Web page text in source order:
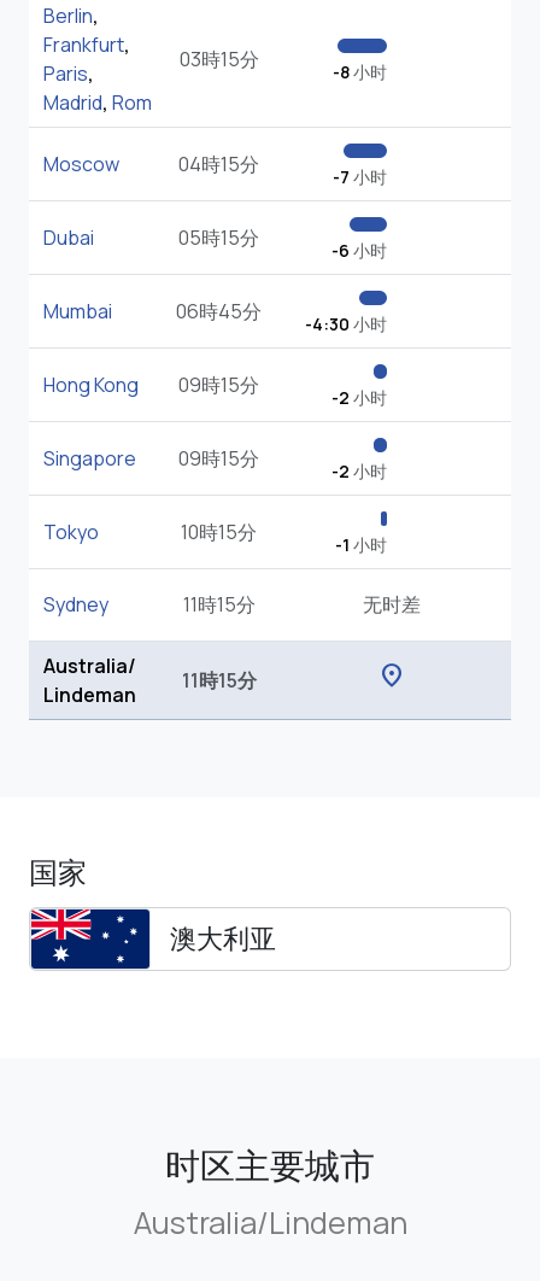
Berlin,
Frankfurt,
Paris,
Madrid, Rom
03時15分 -8小时
Moscow 04時15分 -7 小时
Dubai 05時15分 -6 小时
Mumbai 06時45分 -4:30 小时
Hong Kong 09時15分 -2 小时
Singapore 09時15分 -2 小时
Tokyo 10時15分 -1 小时
Sydney 11時15分 无时差
Australia/
Lindeman
11時15分 location_on
国家
澳大利亚
时区主要城市
Australia/Lindeman